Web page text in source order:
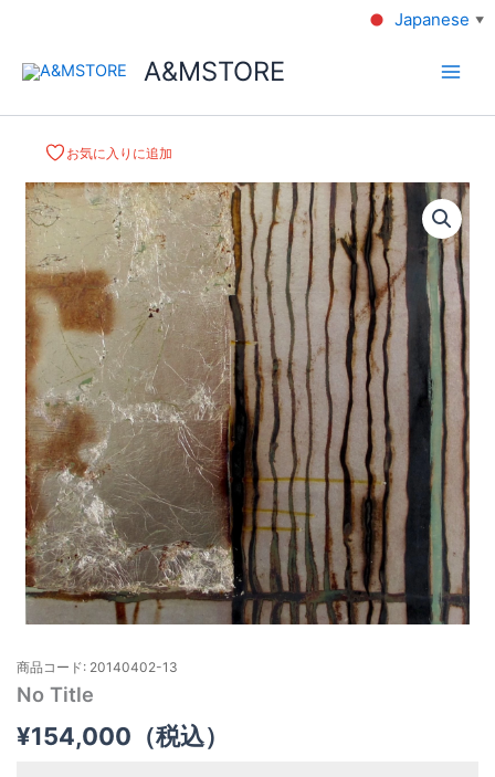
A&MSTORE
お気に入りに追加
商品コード: 20140402-13
No Title
¥154,000 （税込）
Japanese ▼